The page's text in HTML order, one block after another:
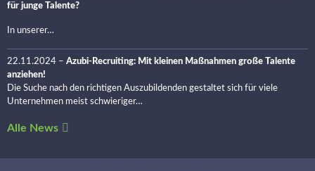
für junge Talente?
In unserer…
22.11.2024 – Azubi-Recruiting: Mit kleinen Maßnahmen große Talente
anziehen!
Die Suche nach den richtigen Auszubildenden gestaltet sich für viele
Unternehmen meist schwieriger…
Alle News